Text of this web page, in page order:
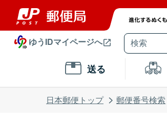
ゆうIDマイページへ
送る
日本郵便トップ 郵便番号検索